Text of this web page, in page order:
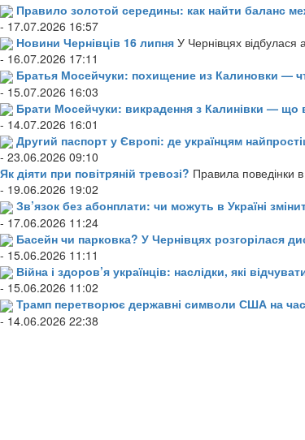
Правило золотой середины: как найти баланс
- 17.07.2026 16:57
Новини Чернівців 16 липня У Чернівцях відбулася
- 16.07.2026 17:11
Братья Мосейчуки: похищение из Калиновки —
- 15.07.2026 16:03
Брати Мосейчуки: викрадення з Калинівки — що
- 14.07.2026 16:01
Другий паспорт у Європі: де українцям
- 23.06.2026 09:10
Як діяти при повітряній тревозі? Правила поведінки
- 19.06.2026 19:02
Зв’язок без абонплати: чи можуть в Україні
- 17.06.2026 11:24
Басейн чи парковка? У Чернівцях розгорілася
- 15.06.2026 11:11
Війна і здоров’я українців: наслідки, які
- 15.06.2026 11:02
Трамп перетворює державні символи США на
- 14.06.2026 22:38